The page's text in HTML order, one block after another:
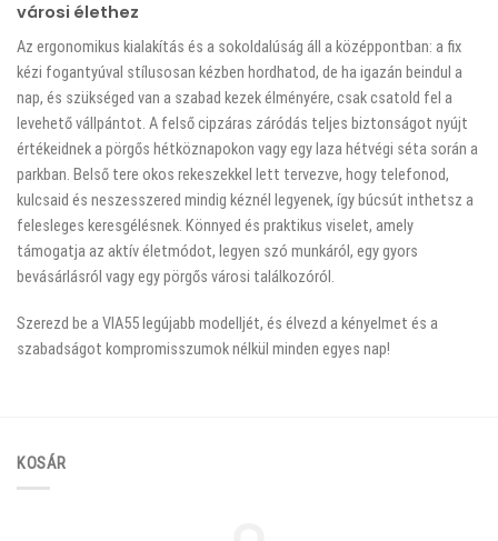
városi élethez
Az ergonomikus kialakítás és a sokoldalúság áll a középpontban: a fix
kézi fogantyúval stílusosan kézben hordhatod, de ha igazán beindul a
nap, és szükséged van a szabad kezek élményére, csak csatold fel a
levehető vállpántot. A felső cipzáras záródás teljes biztonságot nyújt
értékeidnek a pörgős hétköznapokon vagy egy laza hétvégi séta során a
parkban. Belső tere okos rekeszekkel lett tervezve, hogy telefonod,
kulcsaid és neszesszered mindig kéznél legyenek, így búcsút inthetsz a
felesleges keresgélésnek. Könnyed és praktikus viselet, amely
támogatja az aktív életmódot, legyen szó munkáról, egy gyors
bevásárlásról vagy egy pörgős városi találkozóról.
Szerezd be a VIA55 legújabb modelljét, és élvezd a kényelmet és a
szabadságot kompromisszumok nélkül minden egyes nap!
KOSÁR